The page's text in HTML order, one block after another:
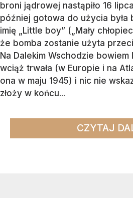
broni jądrowej nastąpiło 16
później gotowa do użycia była
imię „Little boy” („Mały
że bomba zostanie użyta
Na Dalekim Wschodzie bowiem
wciąż trwała (w Europie i na
ona w maju 1945) i nic nie
złoży w końcu...
CZYTAJ